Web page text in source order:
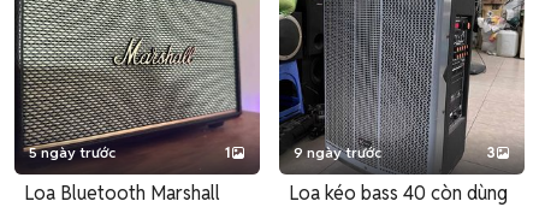
5 ngày trước 1
Loa Bluetooth Marshall
9 ngày trước 3
Loa kéo bass 40 còn dùng